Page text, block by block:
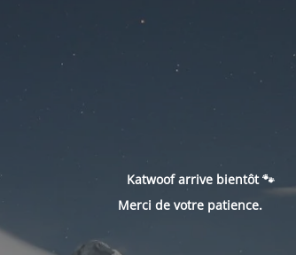
Katwoof arrive bientôt 🐾
Merci de votre patience.